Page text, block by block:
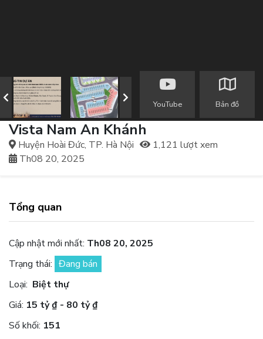
YouTube Bản đồ
Vista Nam An Khánh
Huyện Hoài Đức, TP. Hà Nội
1,121 lượt xem
Th08 20, 2025
Tổng quan
Cập nhật mới nhất: Th08 20, 2025
Trạng thái: Đang bán
Loại: Biệt thự
Giá: 15 tỷ ₫ - 80 tỷ ₫
Số khối: 151